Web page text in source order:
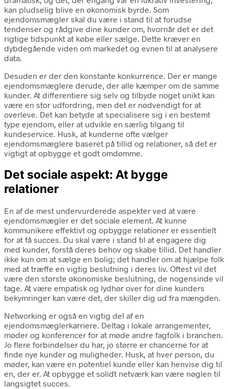
kan pludselig blive en økonomisk byrde. Som
ejendomsmægler skal du være i stand til at forudse
tendenser og rådgive dine kunder om, hvornår det er det
rigtige tidspunkt at købe eller sælge. Dette kræver en
dybdegående viden om markedet og evnen til at analysere
data.
Desuden er der den konstante konkurrence. Der er mange
ejendomsmæglere derude, der alle kæmper om de samme
kunder. At differentiere sig selv og tilbyde noget unikt kan
være en stor udfordring, men det er nødvendigt for at
overleve. Det kan betyde at specialisere sig i en bestemt
type ejendom, eller at udvikle en særlig tilgang til
kundeservice. Husk, at kunderne ofte vælger
ejendomsmæglere baseret på tillid og relationer, så det er
vigtigt at opbygge et godt omdømme.
Det sociale aspekt: At bygge
relationer
En af de mest undervurderede aspekter ved at være
ejendomsmægler er det sociale element. At kunne
kommunikere effektivt og opbygge relationer er essentielt
for at få succes. Du skal være i stand til at engagere dig
med kunder, forstå deres behov og skabe tillid. Det handler
ikke kun om at sælge en bolig; det handler om at hjælpe folk
med at træffe en vigtig beslutning i deres liv. Oftest vil det
være den største økonomiske beslutning, de nogensinde vil
tage. At være empatisk og lydhør over for dine kunders
bekymringer kan være det, der skiller dig ud fra mængden.
Networking er også en vigtig del af en
ejendomsmæglerkarriere. Deltag i lokale arrangementer,
møder og konferencer for at møde andre fagfolk i branchen.
Jo flere forbindelser du har, jo større er chancerne for at
finde nye kunder og muligheder. Husk, at hver person, du
møder, kan være en potentiel kunde eller kan henvise dig til
en, der er. At opbygge et solidt netværk kan være nøglen til
langsigtet succes.